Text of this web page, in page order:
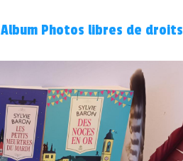
Album Photos libres de droits